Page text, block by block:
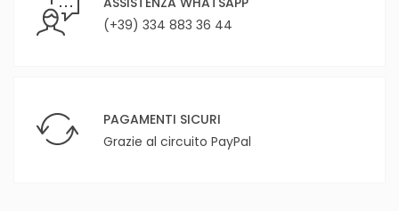
(+39) 334 883 36 44
PAGAMENTI SICURI
Grazie al circuito PayPal